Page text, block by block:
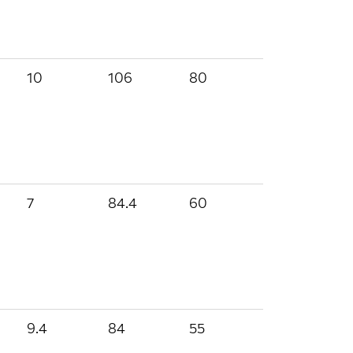
10 106 80
7 84.4 60
9.4 84 55